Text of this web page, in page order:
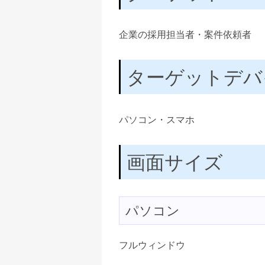
企業の採用担当者・案件依頼者
ターゲットデ
パソコン・スマホ
画面サイズ
パソコン
フルウィンドウ